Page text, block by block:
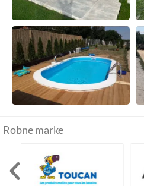
Robne marke